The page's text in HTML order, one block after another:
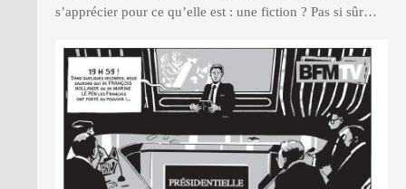
s’apprécier pour ce qu’elle est : une fiction ? Pas si sûr…